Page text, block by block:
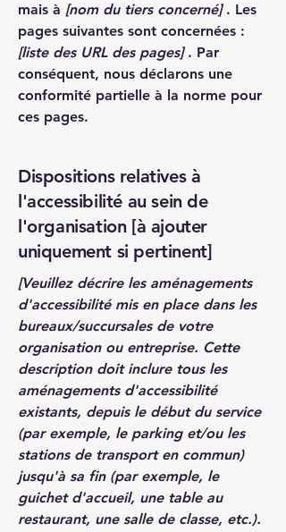
mais à [nom du tiers concerné]. Les
pages suivantes sont concernées :
[liste des URL des pages]. Par
conséquent, nous déclarons une
conformité partielle à la norme pour
ces pages.
Dispositions relatives à
l'accessibilité au sein de
l'organisation [à ajouter
uniquement si pertinent]
[Veuillez décrire les aménagements
d'accessibilité mis en place dans les
bureaux/succursales de votre
organisation ou entreprise. Cette
description doit inclure tous les
aménagements d'accessibilité
existants, depuis le début du service
(par exemple, le parking et/ou les
stations de transport en commun)
jusqu'à sa fin (par exemple, le
guichet d'accueil, une table au
restaurant, une salle de classe, etc.).